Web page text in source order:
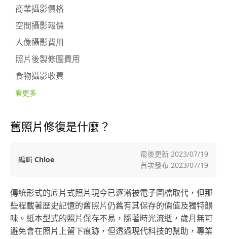
商業攝影價格
空間攝影報價
人像攝影費用
照片後製修圖費用
食物攝影收費
看更多
舊照片修復是什麼？
編輯 Chloe
最後更新 2023/07/19
首次發布 2023/07/19
傳統形式的底片式照片現今已逐漸被電子圖檔取代，但那
些程載著歷史記憶的舊照片仍舊有其保存的價值及獨特韻
味。紙本型式的照片保存不易，隨著時光流逝，歲月無可
避免會在照片上留下痕跡，但透過現代科技的幫助，專業